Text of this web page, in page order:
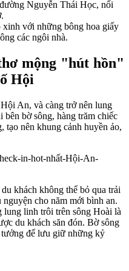
Nguyễn Thái Học, nổi
xinh với những bông hoa giấy
các ngôi nhà.
mộng "hút hồn"
Hội
An, và càng trở nên lung
bên bờ sông, hàng trăm chiếc
tạo nên khung cảnh huyền ảo,
du khách không thể bỏ qua trải
cho năm mới bình an.
lung linh trôi trên sông Hoài là
du khách săn đón. Bờ sông
để lưu giữ những kỷ